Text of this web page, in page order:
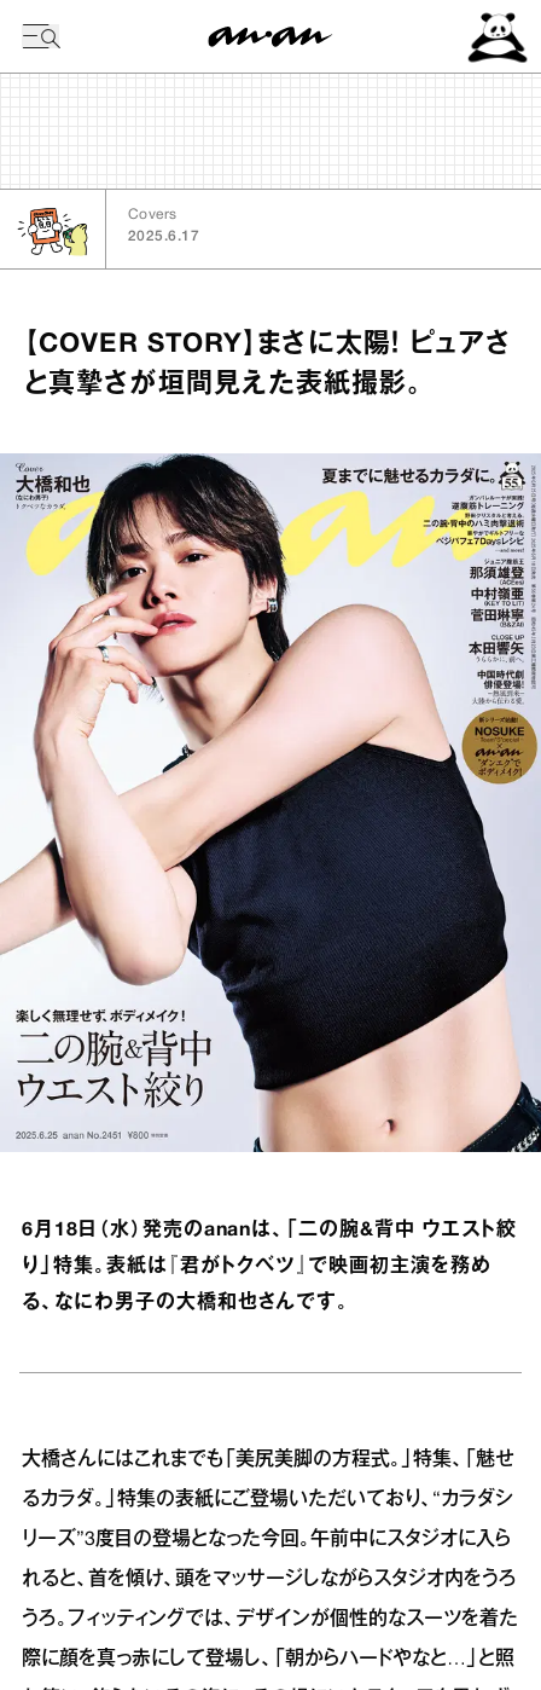
Covers
2025.6.17
【COVER STORY】まさに太陽！ ピュアさ
と真摯さが垣間見えた表紙撮影。
6月18日（水）発売のananは、「二の腕&背中 ウエスト絞
り」特集。表紙は『君がトクベツ』で映画初主演を務め
る、なにわ男子の大橋和也さんです。
大橋さんにはこれまでも「美尻美脚の方程式。」特集、「魅せ
るカラダ。」特集の表紙にご登場いただいており、“カラダシ
リーズ”3度目の登場となった今回。午前中にスタジオに入ら
れると、首を傾け、頭をマッサージしながらスタジオ内をうろ
うろ。フィッティングでは、デザインが個性的なスーツを着た
際に顔を真っ赤にして登場し、「朝からハードやなと…」と照